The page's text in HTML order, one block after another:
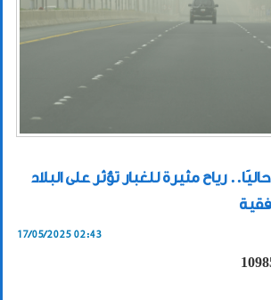
رياح مثيرة للغبار تؤثر على البلاد
17/05/2025 02:43